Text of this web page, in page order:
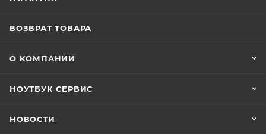
ВОЗВРАТ ТОВАРА
О КОМПАНИИ
НОУТБУК СЕРВИС
НОВОСТИ